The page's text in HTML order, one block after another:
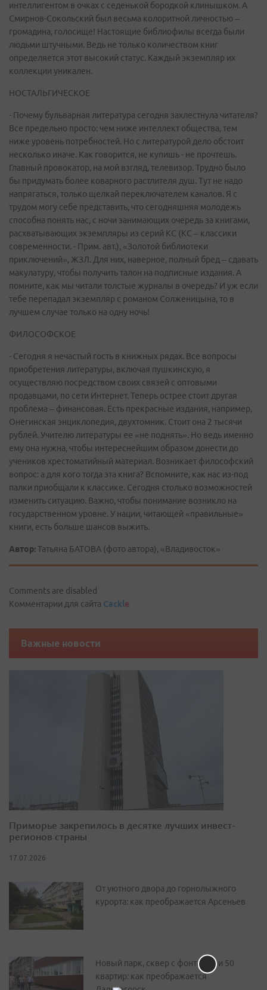
интеллигентом в очках с седенькой бородкой клинышком. А
Смирнов-Сокольский был весьма колоритной личностью –
громадина, голосище! Настоящие библиофилы всегда были
людьми штучными. Ведь не только количеством книг
определяется этот высокий статус. Каждый экземпляр их
коллекции уникален.
НОСТАЛЬГИЧЕСКОЕ
- Почему бульварная литература сегодня захлестнула читателя?
Все предельно просто: чем ниже интеллект общества, тем
ниже уровень потребностей. Но с литературой дело обстоит
несколько иначе. Как говорится, не купишь - не прочтешь.
Главный провокатор, на мой взгляд, телевизор. Трудно было
бы придумать более коварного растлителя душ. Тут не надо
напрягаться, только щелкай переключателем каналов. Я с
трудом могу себе представить, что сегодняшняя молодежь
способна понять нас, с ночи занимающих очередь за книгами,
расхватывающих экземпляры из серий КС (КС – классики
современности. - Прим. авт.), «Золотой библиотеки
приключений», ЖЗЛ. Для них, наверное, полный бред – сдавать
макулатуру, чтобы получить талон на подписные издания. А
помните, как мы читали толстые журналы в очередь? И уж если
тебе перепадал экземпляр с романом Солженицына, то в
лучшем случае только на одну ночь!
ФИЛОСОФСКОЕ
- Сегодня я нечастый гость в книжных рядах. Все вопросы
приобретения литературы, включая пушкинскую, я
осуществляю посредством своих связей с оптовыми
продавцами, по сети Интернет. Теперь острее стоит другая
проблема – финансовая. Есть прекрасные издания, например,
Онегинская энциклопедия, двухтомник. Стоит она 2 тысячи
рублей. Учителю литературы ее «не поднять». Но ведь именно
ему она нужна, чтобы интереснейшим образом донести до
учеников хрестоматийный материал. Возникает философский
вопрос: а для кого тогда эта книга? Вспомните, как нас из-под
палки приобщали к классике. Сегодня столько возможностей
изменить ситуацию. Важно, чтобы понимание возникло на
государственном уровне. У нации, читающей «правильные»
книги, есть больше шансов выжить.
Автор:Татьяна БАТОВА (фото автора), «Владивосток»
Comments are disabled
Комментарии для сайта Cackle
Важные новости
Приморье закрепилось в десятке лучших инвест-
регионов страны
17.07.2026
От уютного двора до горнолыжного
курорта: как преображается Арсеньев
Новый парк, сквер с фонтаном и 50
квартир: как преображается